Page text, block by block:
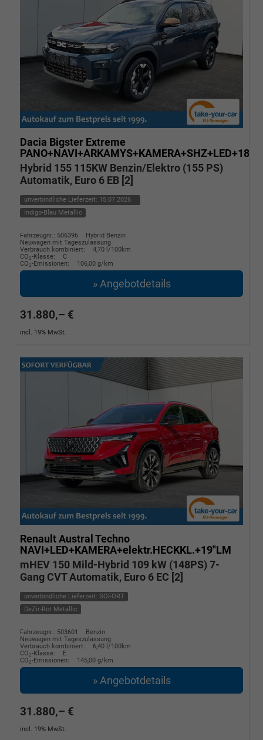
Dacia Bigster Extreme
Hybrid 155 115KW Benzin/Elektro (155 PS)
Automatik, Euro 6 EB [2]
unverbindliche Lieferzeit: 15.07.2026
Indigo-Blau Metallic
Fahrzeugnr.: 506396
Hybrid Benzin
Neuwagen mit Tageszulassung
Verbrauch kombiniert:
4,70 l/100km
CO2-Klasse:
C
CO2-Emissionen: 106,00 g/km
» Angebotdetails
31.880,– €
incl. 19% MwSt.
Renault Austral Techno
NAVI+LED+KAMERA+elektr.HECKKL.+19"LM
mHEV 150 Mild-Hybrid 109 kW (148PS) 7-
Gang CVT Automatik, Euro 6 EC [2]
unverbindliche Lieferzeit: SOFORT
DeZir-Rot Metallic
Fahrzeugnr.: 503601
Benzin
Neuwagen mit Tageszulassung
Verbrauch kombiniert:
6,40 l/100km
CO2-Klasse:
E
CO2-Emissionen: 145,00 g/km
» Angebotdetails
31.880,– €
incl. 19% MwSt.